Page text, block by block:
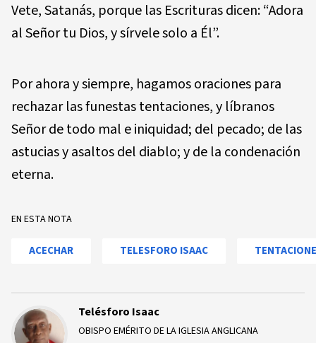
Vete, Satanás, porque las Escrituras dicen: “Adora
al Señor tu Dios, y sírvele solo a Él”.
Por ahora y siempre, hagamos oraciones para
rechazar las funestas tentaciones, y líbranos
Señor de todo mal e iniquidad; del pecado; de las
astucias y asaltos del diablo; y de la condenación
eterna.
EN ESTA NOTA
ACECHAR TELESFORO ISAAC
Telésforo Isaac
OBISPO EMÉRITO DE LA IGLESIA ANGLICANA